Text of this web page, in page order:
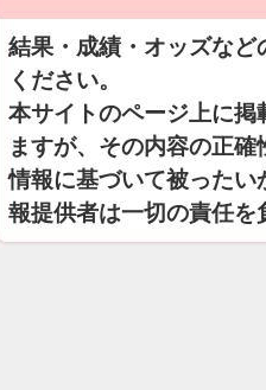
結果・成績・オッズな
ください。
本サイトのページ上に掲
ますが、その内容の正
情報に基づいて被った
報提供者は一切の責任を